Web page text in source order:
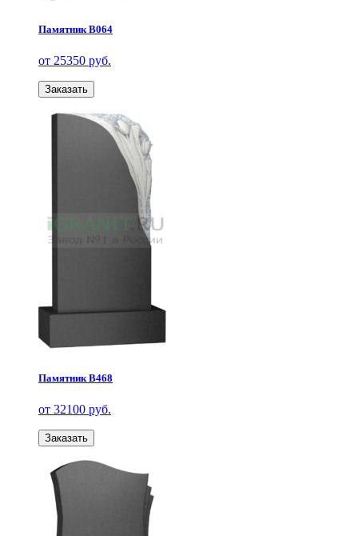
Памятник В064
от 25350 руб.
Заказать
Памятник В468
от 32100 руб.
Заказать